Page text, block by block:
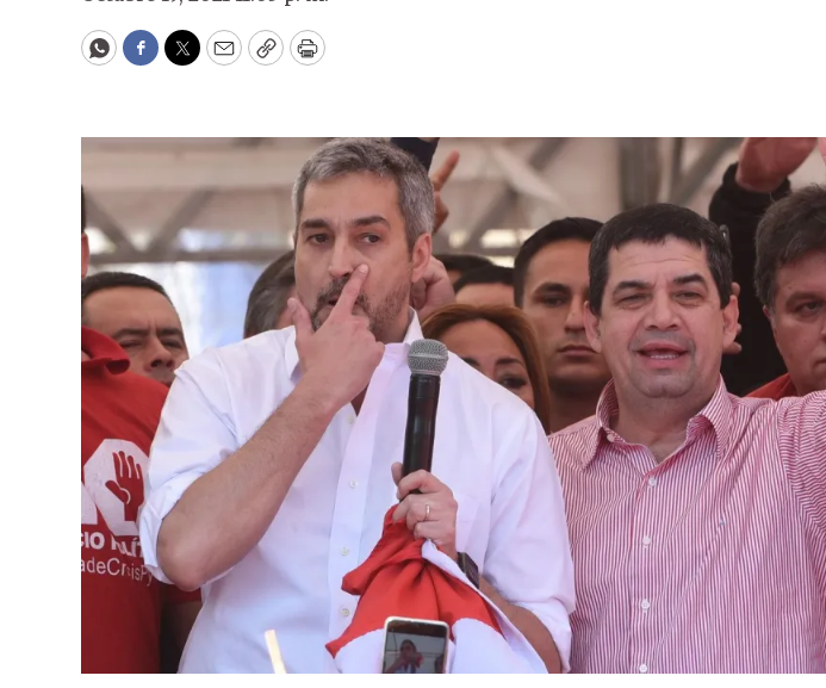
WhatsApp
Facebook
Twitter
EmailCopyPrint